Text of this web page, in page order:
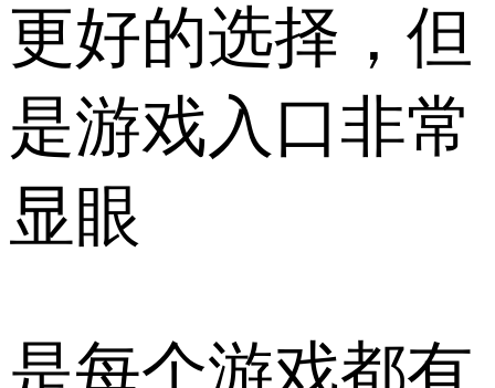
更好的选择，但
是游戏入口非常
显眼
是每个游戏都有